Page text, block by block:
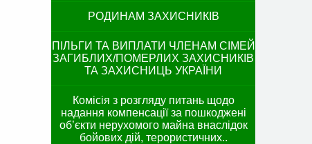
РОДИНАМ ЗАХИСНИКІВ
ПІЛЬГИ ТА ВИПЛАТИ ЧЛЕНАМ СІМЕЙ
ЗАГИБЛИХ/ПОМЕРЛИХ ЗАХИСНИКІВ
ТА ЗАХИСНИЦЬ УКРАЇНИ
Комісія з розгляду питань щодо
надання компенсації за пошкоджені
об’єкти нерухомого майна внаслідок
бойових дій, терористичних..